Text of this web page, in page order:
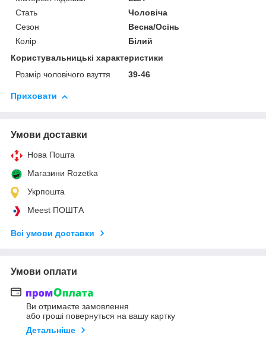
Стать
Чоловіча
Сезон
Весна/Осінь
Колір
Білий
Користувальницькі характеристики
Розмір чоловічого взуття
39-46
Приховати
Умови доставки
Нова Пошта
Магазини Rozetka
Укрпошта
Meest ПОШТА
Всі умови доставки
Умови оплати
Ви отримаєте замовлення
або гроші повернуться на вашу картку
Детальніше